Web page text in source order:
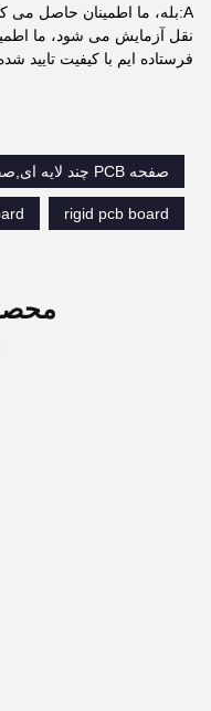
نقل آزمایش می شود، ما
فرستاده ایم با کیفیت تایید
صفحه PCB چند لایه ای,صفحه PCB سخت,برد pcb سفارشی
rigid pcb board